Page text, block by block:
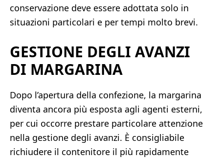
conservazione deve essere adottata solo in
situazioni particolari e per tempi molto brevi.
GESTIONE DEGLI AVANZI
DI MARGARINA
Dopo l’apertura della confezione, la margarina
diventa ancora più esposta agli agenti esterni,
per cui occorre prestare particolare attenzione
nella gestione degli avanzi. È consigliabile
richiudere il contenitore il più rapidamente